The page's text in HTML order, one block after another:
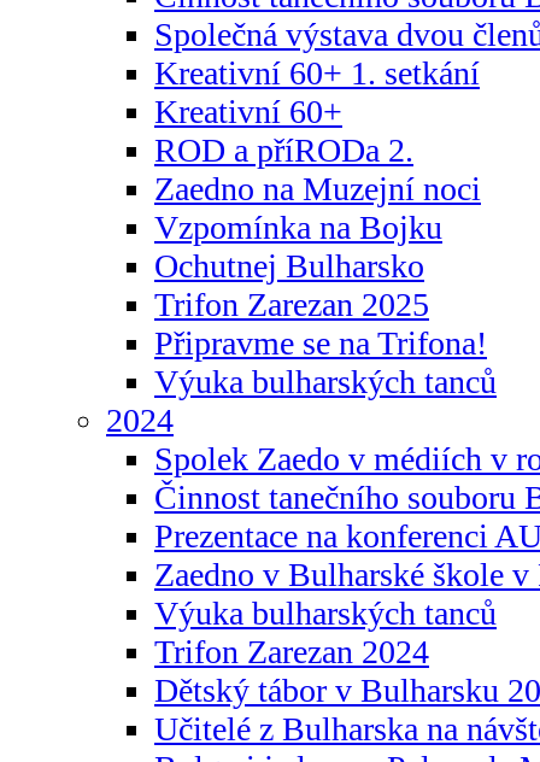
Společná výstava dvou
Kreativní 60+ 1. setkání
Kreativní 60+
ROD a příRODa 2.
Zaedno na Muzejní noci
Vzpomínka na Bojku
Ochutnej Bulharsko
Trifon Zarezan 2025
Připravme se na Trifona!
Výuka bulharských tanců
2024
Spolek Zaedo v médiích v
Činnost tanečního souboru
Prezentace na konferenci
Zaedno v Bulharské škole v
Výuka bulharských tanců
Trifon Zarezan 2024
Dětský tábor v Bulharsku
Učitelé z Bulharska na